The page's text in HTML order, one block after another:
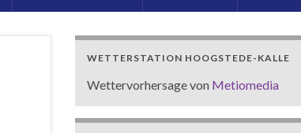
WETTERSTATION HOOGSTEDE-KALLE
Wettervorhersage von Metiomedia